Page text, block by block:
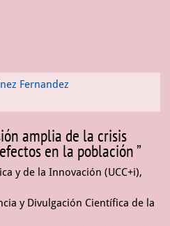
Fernandez
amplia de la crisis
en la población ”
y de la Innovación (UCC+i),
y Divulgación Científica de la